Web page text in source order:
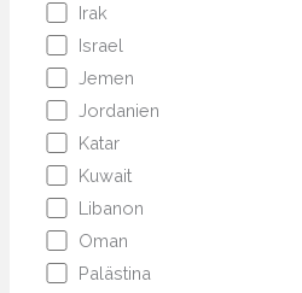
Irak
Israel
Jemen
Jordanien
Katar
Kuwait
Libanon
Oman
Palästina